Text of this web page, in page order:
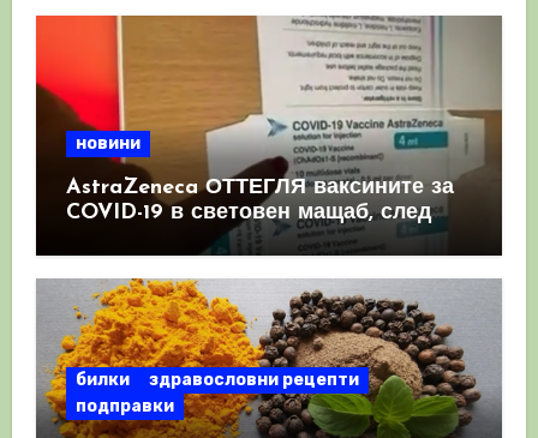
новини
AstraZeneca ОТТЕГЛЯ ваксините за
COVID-19 в световен мащаб, след
като призна, че те причиняват
КРЪВНИ съсиреци
билки
здравословни рецепти
подправки